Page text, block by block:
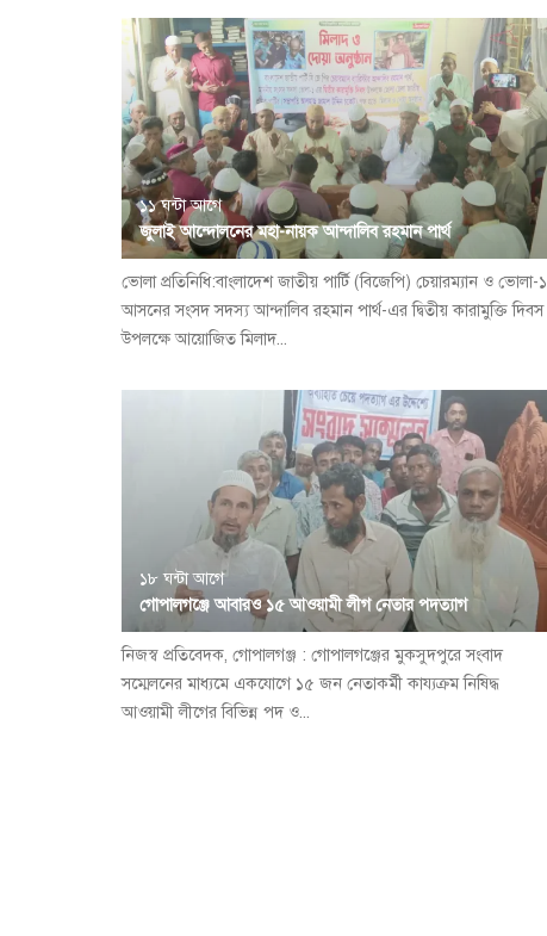
১১ ঘন্টা আগে
জুলাই আন্দোলনের মহা-নায়ক আন্দালিব রহমান পার্থ
ভোলা প্রতিনিধি:বাংলাদেশ জাতীয় পার্টি (বিজেপি) চেয়ারম্যান ও ভোলা-১
আসনের সংসদ সদস্য আন্দালিব রহমান পার্থ-এর দ্বিতীয় কারামুক্তি দিবস
উপলক্ষে আয়োজিত মিলাদ...
১৮ ঘন্টা আগে
গোপালগঞ্জে আবারও ১৫ আওয়ামী লীগ নেতার পদত্যাগ
নিজস্ব প্রতিবেদক, গোপালগঞ্জ : গোপালগঞ্জের মুকসুদপুরে সংবাদ
সম্মেলনের মাধ্যমে একযোগে ১৫ জন নেতাকর্মী কায্যক্রম নিষিদ্ধ
আওয়ামী লীগের বিভিন্ন পদ ও...